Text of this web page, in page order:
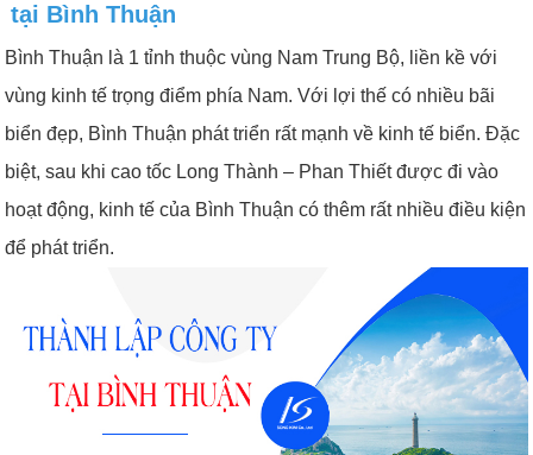
tại Bình Thuận
Bình Thuận là 1 tỉnh thuộc vùng Nam Trung Bộ, liền kề với
vùng kinh tế trọng điểm phía Nam. Với lợi thế có nhiều bãi
biển đẹp, Bình Thuận phát triển rất mạnh về kinh tế biển. Đặc
biệt, sau khi cao tốc Long Thành – Phan Thiết được đi vào
hoạt động, kinh tế của Bình Thuận có thêm rất nhiều điều kiện
để phát triển.